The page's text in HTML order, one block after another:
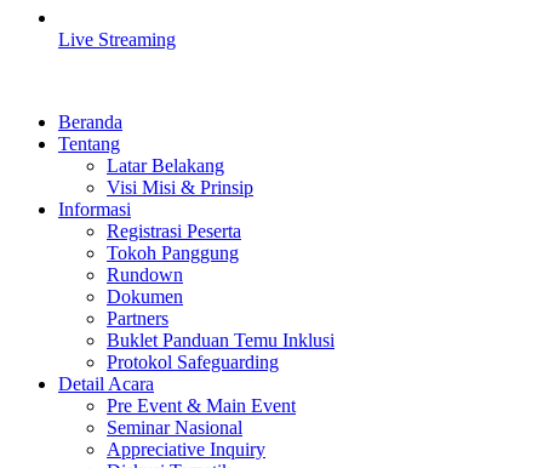
Live Streaming
Beranda
Tentang
Latar Belakang
Visi Misi & Prinsip
Informasi
Registrasi Peserta
Tokoh Panggung
Rundown
Dokumen
Partners
Buklet Panduan Temu Inklusi
Protokol Safeguarding
Detail Acara
Pre Event & Main Event
Seminar Nasional
Appreciative Inquiry